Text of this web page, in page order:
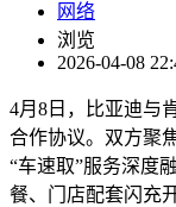
网络
浏览
2026-04-08
4月8日，比亚迪与
合作协议。双方聚
“车速取”服务深度
餐、门店配套闪充